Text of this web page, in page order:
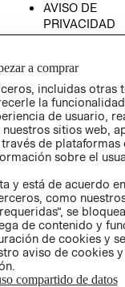
AVISO DE
PRIVACIDAD
AVISO DE
COOKIES
LIBRO DE
a comprar
incluidas otras
la
de usuario,
sitios web,
de plataformas
sobre el
y está de acuerdo
como
se
de contenido y
de cookies y
aviso de cookies
compartido de datos